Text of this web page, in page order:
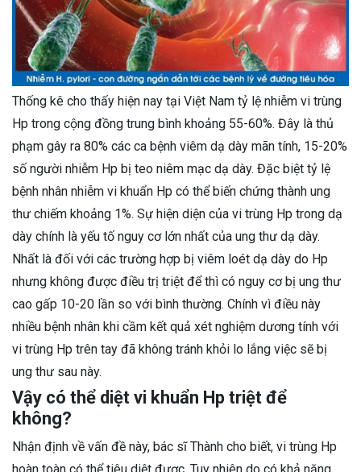
Thống kê cho thấy hiện nay tại Việt Nam tỷ lệ nhiễm vi trùng
Hp trong cộng đồng trung bình khoảng 55-60%. Đây là thủ
phạm gây ra 80% các ca bệnh viêm dạ dày mãn tính, 15-20%
số người nhiễm Hp bị teo niêm mạc dạ dày. Đặc biệt tỷ lệ
bệnh nhân nhiễm vi khuẩn Hp có thể biến chứng thành ung
thư chiếm khoảng 1%. Sự hiện diện của vi trùng Hp trong dạ
dày chính là yếu tố nguy cơ lớn nhất của ung thư dạ dày.
Nhất là đối với các trường hợp bị viêm loét dạ dày do Hp
nhưng không được điều trị triệt để thì có nguy cơ bị ung thư
cao gấp 10-20 lần so với bình thường. Chính vì điều này
nhiều bệnh nhân khi cầm kết quả xét nghiệm dương tính với
vi trùng Hp trên tay đã không tránh khỏi lo lắng việc sẽ bị
ung thư sau này.
Vậy có thể diệt vi khuẩn Hp triệt để
không?
Nhận định về vấn đề này, bác sĩ Thành cho biết, vi trùng Hp